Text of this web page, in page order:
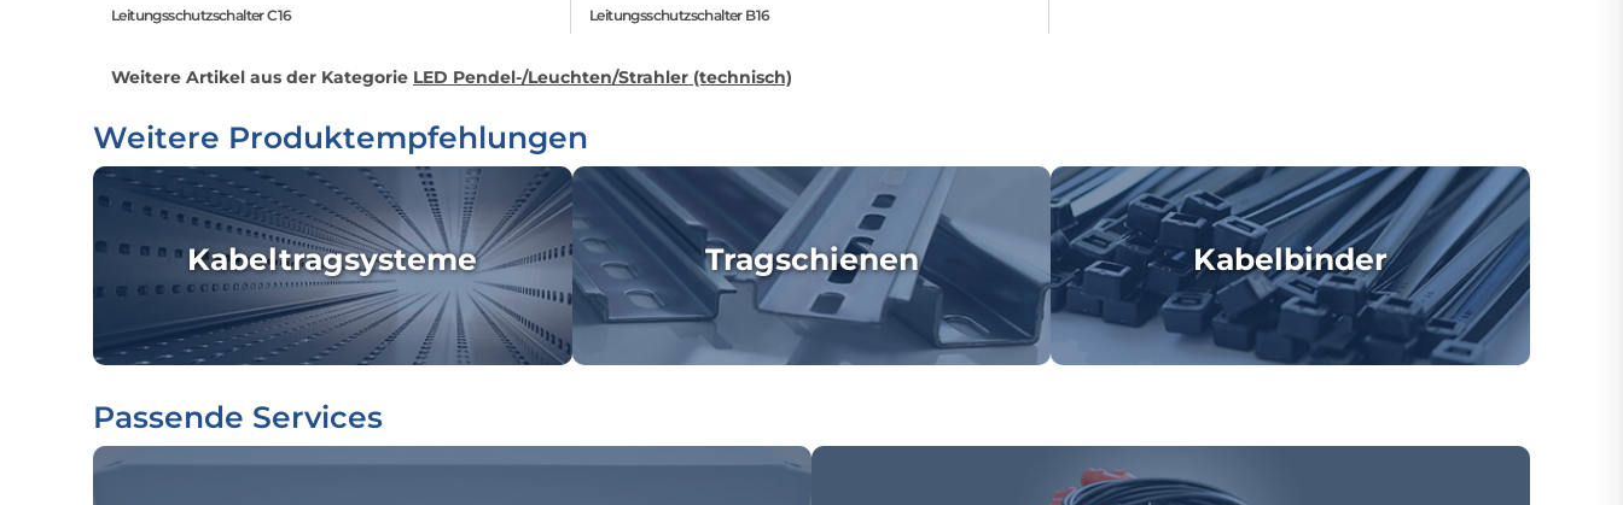
Leitungsschutzschalter C16
Leitungsschutzschalter B16
Weitere Artikel aus der Kategorie LED Pendel-/Leuchten/Strahler (technisch)
Weitere Produktempfehlungen
Kabeltragsysteme Tragschienen Kabelbinder
Passende Services